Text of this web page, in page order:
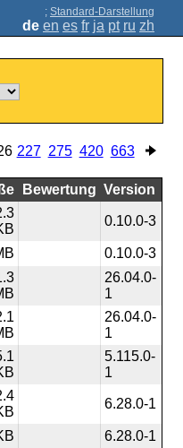
; Standard-Darstellung
de en es fr ja pt ru zh
227 275 420 663
Bewertung Version
0.10.0-3
0.10.0-3
26.04.0-
1
26.04.0-
1
5.115.0-
1
6.28.0-1
6.28.0-1